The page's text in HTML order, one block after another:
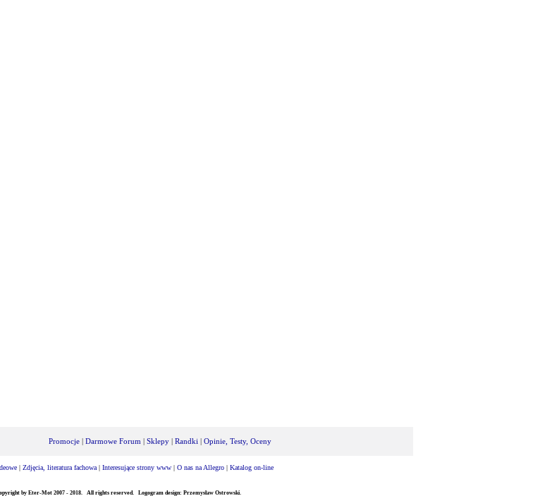
Promocje | Darmowe Forum | Sklepy | Randki | Opinie, Testy, Oceny
| Zdjęcia, literatura fachowa | Interesujące strony www | O nas na Allegro | Katalog on-line
by Eter-Mot 2007 - 2018. All rights reserved. Logogram design: Przemysław Ostrowski.